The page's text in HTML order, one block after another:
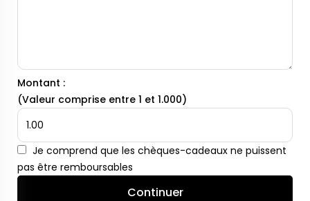
Montant :
(Valeur comprise entre 1 et 1.000)
Je comprend que les chèques-cadeaux ne puissent
pas être remboursables
Continuer